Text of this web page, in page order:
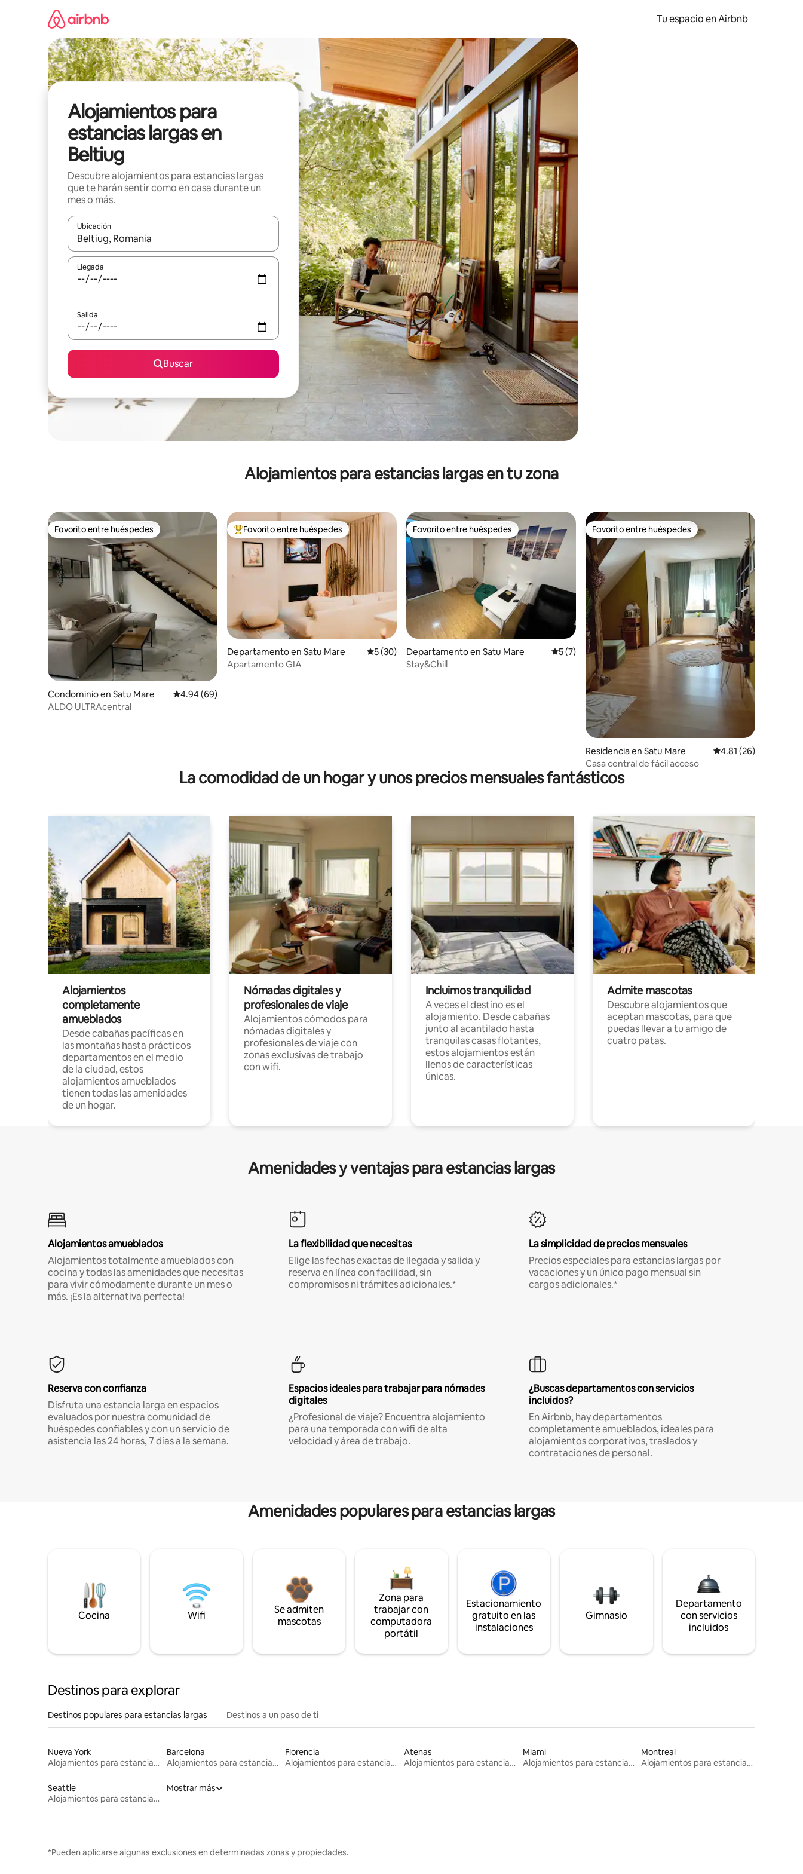
Tu espacio en Airbnb
Alojamientos para
estancias largas en
Beltiug
Descubre alojamientos para estancias largas
que te harán sentir como en casa durante un
mes o más.
Ubicación
Cuando los resultados estén disponibles, podrás navegar usando las teclas de las flechas hacia arriba y hacia abajo, o bien tocando y deslizando la pantalla.
Llegada
Salida
Buscar
Alojamientos para estancias largas en tu zona
Favorito entre huéspedes
Favorito entre huéspedes
Condominio en Satu Mare Calificación promedio: 4.94 de 5; 69 evaluaciones
4.94 (69)
ALDO ULTRAcentral
De los mejores en Favorito entre huéspedes
Favorito entre huéspedes
Departamento en Satu Mare Calificación promedio: 5 de 5; 30 evaluaciones
5 (30)
Apartamento GIA
Favorito entre huéspedes
Favorito entre huéspedes
Departamento en Satu Mare Calificación promedio: 5 de 5; 7 evaluaciones
5 (7)
Stay&Chill
Favorito entre huéspedes
Favorito entre huéspedes
Residencia en Satu Mare Calificación
4.81 (26)
Casa central de fácil acceso
La comodidad de un hogar y unos precios mensuales fantásticos
Alojamientos
completamente
amueblados
Desde cabañas pacíficas en
las montañas hasta prácticos
departamentos en el medio
de la ciudad, estos
alojamientos amueblados
tienen todas las amenidades
de un hogar.
Nómadas digitales y
profesionales de viaje
Alojamientos cómodos para
nómadas digitales y
profesionales de viaje con
zonas exclusivas de trabajo
con wifi.
Incluimos tranquilidad
A veces el destino es el
alojamiento. Desde cabañas
junto al acantilado hasta
tranquilas casas flotantes,
estos alojamientos están
llenos de características
únicas.
Admite mascotas
Descubre alojamientos que
aceptan mascotas, para que
puedas llevar a tu amigo de
cuatro patas.
Amenidades y ventajas para estancias largas
Alojamientos amueblados
Alojamientos totalmente amueblados con
cocina y todas las amenidades que necesitas
para vivir cómodamente durante un mes o
más. ¡Es la alternativa perfecta!
La flexibilidad que necesitas
Elige las fechas exactas de llegada y salida y
reserva en línea con facilidad, sin
compromisos ni trámites adicionales.*
La simplicidad de precios mensuales
Precios especiales para estancias largas por
vacaciones y un único pago mensual sin
cargos adicionales.*
Reserva con confianza
Disfruta una estancia larga en espacios
evaluados por nuestra comunidad de
huéspedes confiables y con un servicio de
asistencia las 24 horas, 7 días a la semana.
Espacios ideales para trabajar para nómades
digitales
¿Profesional de viaje? Encuentra alojamiento
para una temporada con wifi de alta
velocidad y área de trabajo.
¿Buscas departamentos con servicios
incluidos?
En Airbnb, hay departamentos
completamente amueblados, ideales para
alojamientos corporativos, traslados y
contrataciones de personal.
Amenidades populares para estancias largas
Cocina Wifi
Se admiten
mascotas
Zona para
trabajar con
computadora
portátil
Estacionamiento
gratuito en las
instalaciones
Gimnasio
Departamento
con servicios
incluidos
Destinos para explorar
Destinos populares para estancias largas Destinos a un paso de ti
Nueva York
Alojamientos para estancias largas
Barcelona
Alojamientos para estancias largas
Florencia
Alojamientos para estancias largas
Atenas
Alojamientos para estancias largas
Miami
Alojamientos para estancias largas
Montreal
Alojamientos para estancias largas
Seattle
Alojamientos para estancias largas
Mostrar más
*Pueden aplicarse algunas exclusiones en determinadas zonas y propiedades.